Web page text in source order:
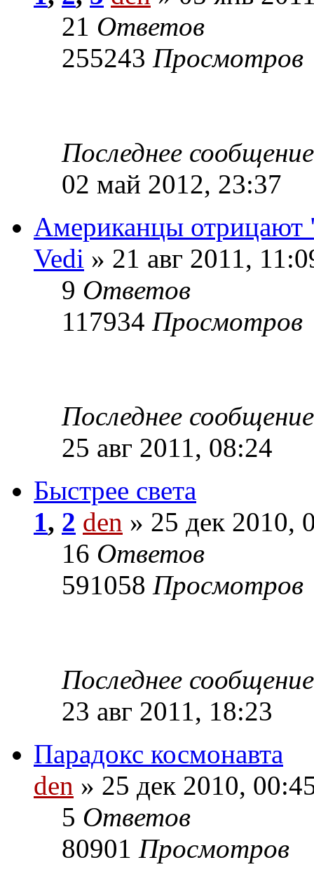
21 Ответов
255243 Просмотров
Последнее
02 май 2012, 23:37
Американцы
Vedi » 21 авг 2011,
9 Ответов
117934 Просмотров
Последнее
25 авг 2011, 08:24
Быстрее света
1, 2 den » 25 дек 2010,
16 Ответов
591058 Просмотров
Последнее
23 авг 2011, 18:23
Парадокс космонавта
den » 25 дек 2010,
5 Ответов
80901 Просмотров